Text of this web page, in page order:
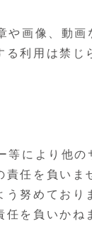
画像、動画
る利用は禁
により他の
責任を負い
う努めてお
を負いかね